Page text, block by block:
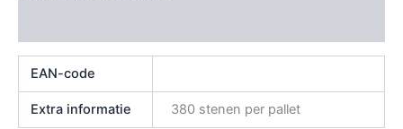
EAN-code
Extra informatie 380 stenen per pallet